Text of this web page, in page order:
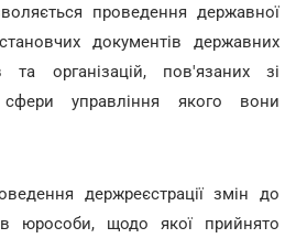
проведення державної
документів державних
та організацій, пов'язаних зі
управління якого вони
держреєстрації змін до
юрособи, щодо якої прийнято